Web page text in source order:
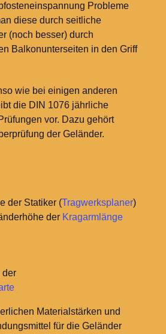
Probleme
diese durch seitliche
(noch besser) durch
Balkonunterseiten in den Griff
wie bei einigen anderen
die DIN 1076 jährliche
vor. Dazu gehört
der Geländer.
der Statiker (Tragwerksplaner)
der Kragarmlänge
der
Materialstärken und
für die Geländer